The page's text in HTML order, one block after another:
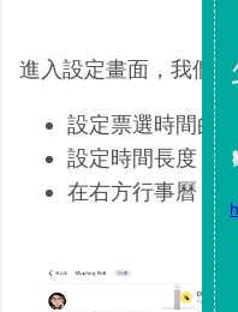
進入設定畫面，我們
設定票選時間的
設定時間長度，
在右方行事曆，